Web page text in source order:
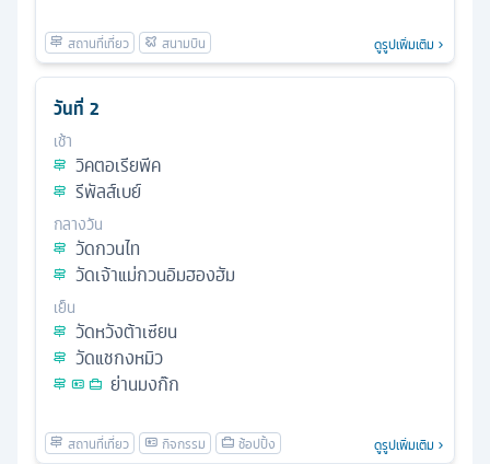
ดูรูปเพิ่มเติม
วันที่ 2
เช้า
วิคตอเรียพีค
รีพัลส์เบย์
กลางวัน
วัดกวนไท
วัดเจ้าแม่กวนอิมฮองฮัม
เย็น
วัดหวังต้าเซียน
วัดแชกงหมิว
ย่านมงก๊ก
ดูรูปเพิ่มเติม